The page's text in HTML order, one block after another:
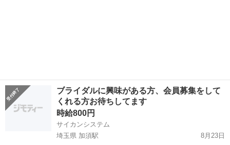
ブライダルに興味がある方、会員募集をして
くれる方お待ちしてます
時給800円
サイカンシステム
埼玉県 加須駅
8月23日